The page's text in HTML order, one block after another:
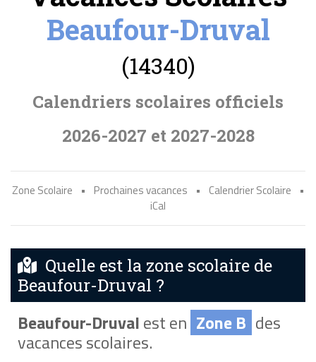
Beaufour-Druval
(14340)
Calendriers scolaires officiels
2026-2027 et 2027-2028
Zone Scolaire • Prochaines vacances • Calendrier Scolaire
•
iCal
Quelle est la zone scolaire de
Beaufour-Druval ?
Beaufour-Druvalest en Zone B des
vacances scolaires.